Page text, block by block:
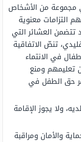
مجموعة من الأشخاص
التزامات معنوية
تتضمن العشائر التي
تنصّ الاتفاقية
في الانتماء
تعليمهم ومنع
حق الطفل في
ولا يجوز الإقامة
والأمان ومراقبة